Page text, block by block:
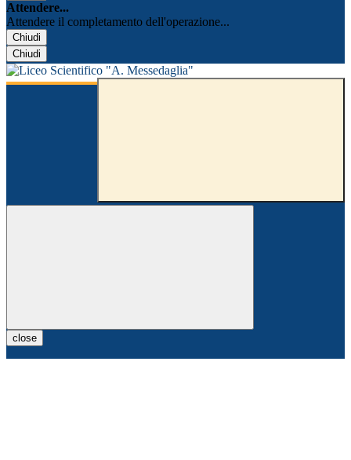
Attendere...
Attendere il completamento dell'operazione...
Chiudi
Chiudi
close